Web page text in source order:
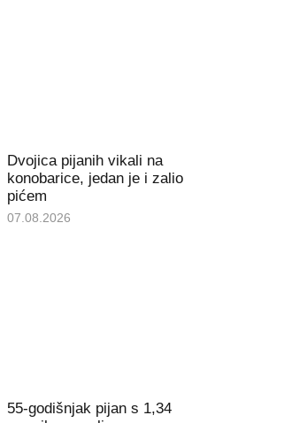
Dvojica pijanih vikali na
konobarice, jedan je i zalio
pićem
07.08.2026
55-godišnjak pijan s 1,34